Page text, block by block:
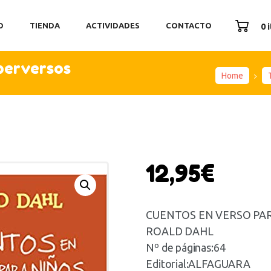
TIENDA ACTIVIDADES CONTACTO 0
Home
12,95€
CUENTOS EN VERSO
ROALD DAHL
Nº de páginas:64
Editorial:ALFAGUARA